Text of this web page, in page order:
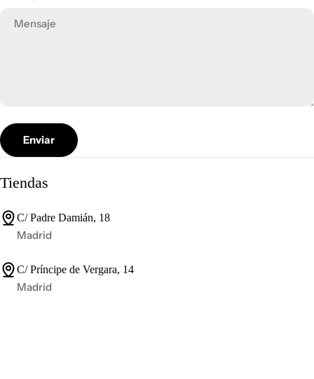
t
a
c
t
Enviar
Tiendas
C/ Padre Damián, 18
Madrid
C/ Príncipe de Vergara, 14
Madrid